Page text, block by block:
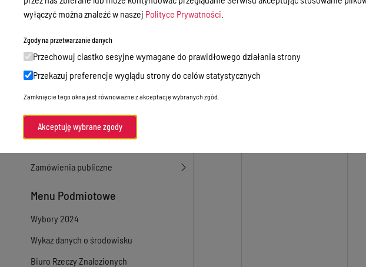
Sprawy załatwiane w urzędzie
Sprawy załatwiane internetowo
Oświadczenia majątkowe
e-Puap/ e-Doręczenia
Petycje
Praca
Zamówienia publiczne
Menu Podmiotowe
Wybory 2024
Wykaz danych o środowisku
Biuro Rzeczy Znalezionych
wyłączyć można znaleźć w naszej Polityce Prywatności
Zgody na przetwarzanie danych
Przechowuj ciastko sesyjne wymagane do prawidłowego działania strony
Przekazuj preferencje wyglądu strony do celów statystycznych
Zamknięcie tego okna jest równoważne z akceptację wybranych zgód.
Akceptuję wybrane zgody